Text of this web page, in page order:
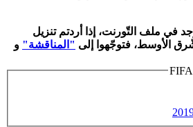
في ملف التّورنت، إذا أردتم تنزيل
الأوسط، فتوجّهوا إلى "المناقشة" و